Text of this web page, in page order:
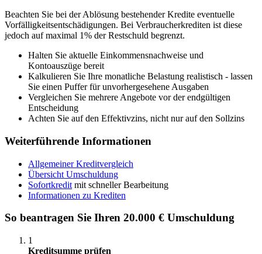
Beachten Sie bei der Ablösung bestehender Kredite eventuelle
Vorfälligkeitsentschädigungen. Bei Verbraucherkrediten ist diese
jedoch auf maximal 1% der Restschuld begrenzt.
Halten Sie aktuelle Einkommensnachweise und
Kontoauszüge bereit
Kalkulieren Sie Ihre monatliche Belastung realistisch - lassen
Sie einen Puffer für unvorhergesehene Ausgaben
Vergleichen Sie mehrere Angebote vor der endgültigen
Entscheidung
Achten Sie auf den Effektivzins, nicht nur auf den Sollzins
Weiterführende Informationen
Allgemeiner Kreditvergleich
Übersicht Umschuldung
Sofortkredit mit schneller Bearbeitung
Informationen zu Krediten
So beantragen Sie Ihren 20.000 € Umschuldung
1
Kreditsumme prüfen